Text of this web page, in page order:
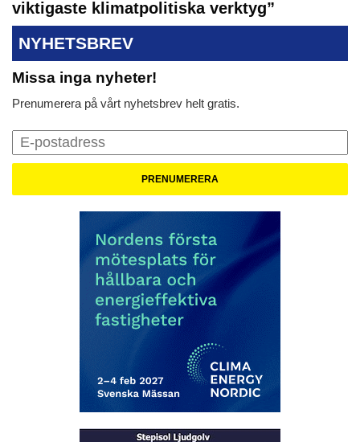
viktigaste klimatpolitiska verktyg”
NYHETSBREV
Missa inga nyheter!
Prenumerera på vårt nyhetsbrev helt gratis.